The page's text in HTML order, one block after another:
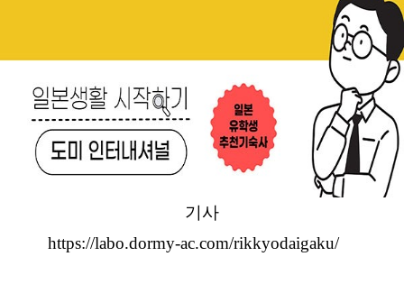
기사
https://labo.dormy-ac.com/rikkyodaigaku/